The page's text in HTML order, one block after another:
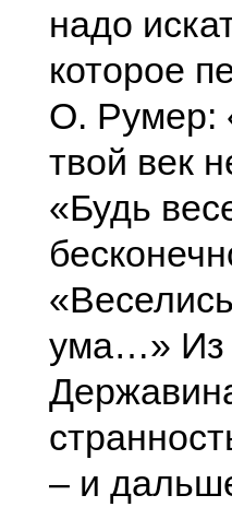
надо
которое
О. Румер:
твой век
«Будь
ума…» Из
– и